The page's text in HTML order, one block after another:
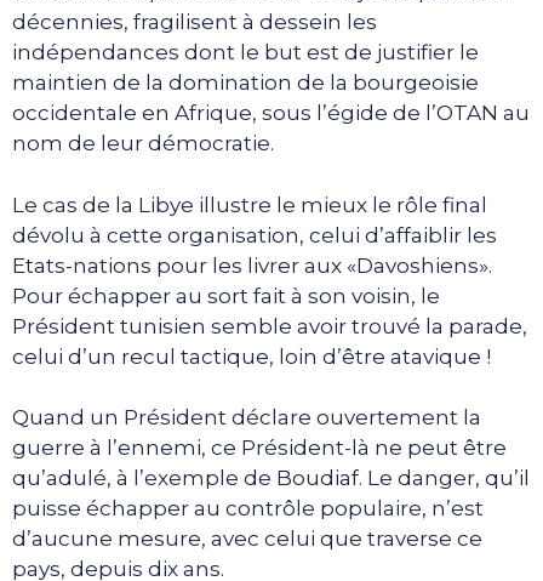
décennies, fragilisent à dessein les
indépendances dont le but est de justifier le
maintien de la domination de la bourgeoisie
occidentale en Afrique, sous l’égide de l’OTAN au
nom de leur démocratie.
Le cas de la Libye illustre le mieux le rôle final
dévolu à cette organisation, celui d’affaiblir les
Etats-nations pour les livrer aux «Davoshiens».
Pour échapper au sort fait à son voisin, le
Président tunisien semble avoir trouvé la parade,
celui d’un recul tactique, loin d’être atavique !
Quand un Président déclare ouvertement la
guerre à l’ennemi, ce Président-là ne peut être
qu’adulé, à l’exemple de Boudiaf. Le danger, qu’il
puisse échapper au contrôle populaire, n’est
d’aucune mesure, avec celui que traverse ce
pays, depuis dix ans.